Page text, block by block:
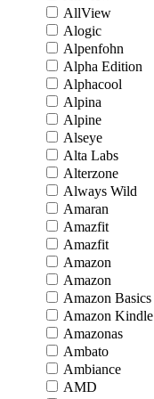
AllView
Alogic
Alpenfohn
Alpha Edition
Alphacool
Alpina
Alpine
Alseye
Alta Labs
Alterzone
Always Wild
Amaran
Amazfit
Amazfit
Amazon
Amazon
Amazon Basics
Amazon Kindle
Amazonas
Ambato
Ambiance
AMD